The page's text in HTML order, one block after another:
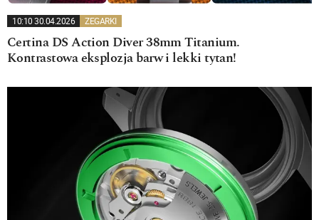
10:10 30.04.2026 ZEGARKI
Certina DS Action Diver 38mm Titanium.
Kontrastowa eksplozja barw i lekki tytan!